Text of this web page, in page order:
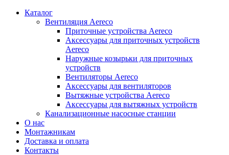
Каталог
Вентиляция Aereco
Приточные устройства Aereco
Аксессуары для приточных устройств
Aereco
Наружные козырьки для приточных
устройств
Вентиляторы Aereco
Аксессуары для вентиляторов
Вытяжные устройства Aereco
Аксессуары для вытяжных устройств
Канализационные насосные станции
О нас
Монтажникам
Доставка и оплата
Контакты